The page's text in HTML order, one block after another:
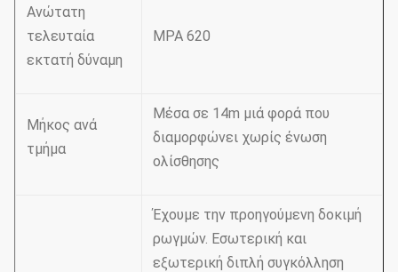
Ανώτατη
τελευταία
εκτατή δύναμη
MPA 620
Μήκος ανά
τμήμα
Μέσα σε 14m μιά φορά που
διαμορφώνει χωρίς ένωση
ολίσθησης
Έχουμε την προηγούμενη δοκιμή
ρωγμών. Εσωτερική και
εξωτερική διπλή συγκόλληση